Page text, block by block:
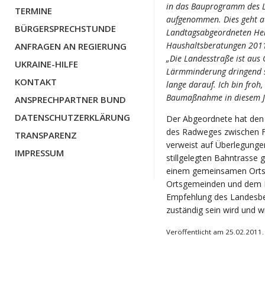
TERMINE
BÜRGERSPRECHSTUNDE
ANFRAGEN AN REGIERUNG
UKRAINE-HILFE
KONTAKT
ANSPRECHPARTNER BUND
DATENSCHUTZERKLÄRUNG
TRANSPARENZ
IMPRESSUM
in das Bauprogramm des
aufgenommen. Dies geht
Landtagsabgeordneten
Haushaltsberatungen
„Die Landesstraße ist
Lärmminderung dringend
lange darauf. Ich bin froh,
Baumaßnahme in diesem
Der Abgeordnete hat
des Radweges zwischen
verweist auf
stillgelegten Bahntrasse
einem gemeinsamen
Ortsgemeinden und
Empfehlung des
zuständig sein wird und
Veröffentlicht am 25.02.2011.